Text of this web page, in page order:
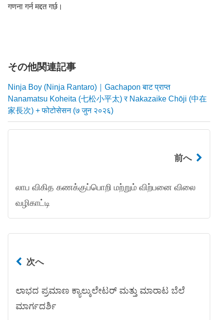
गणना गर्न मद्दत गर्छ।
その他関連記事
Ninja Boy (Ninja Rantaro)｜Gachapon बाट प्राप्त
Nanamatsu Koheita (七松小平太) र Nakazaike Chōji (中在
家長次) + फोटोसेसन (७ जुन २०२६)
前へ
லாப விகித கணக்குப்பொறி மற்றும் விற்பனை விலை
வழிகாட்டி
次へ
ಲಾಭದ ಪ್ರಮಾಣ ಕ್ಯಾಲ್ಕುಲೇಟರ್ ಮತ್ತು ಮಾರಾಟ ಬೆಲೆ
ಮಾರ್ಗದರ್ಶಿ